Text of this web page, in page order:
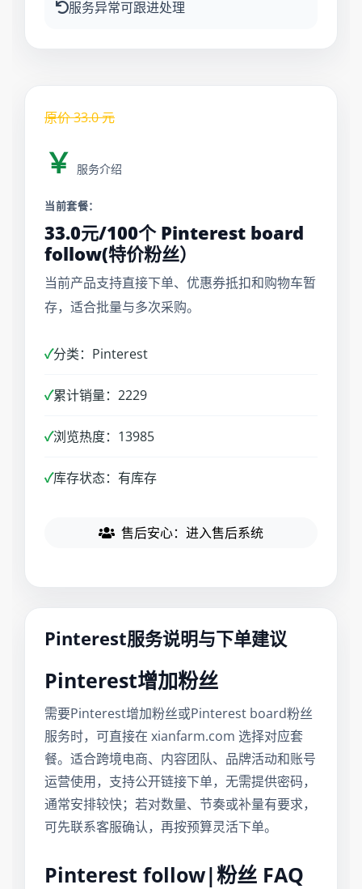
服务异常可跟进处理
原价33.0元
￥ 服务介绍
当前套餐：
33.0元/100个 Pinterest board
follow(特价粉丝）
当前产品支持直接下单、优惠券抵扣和购物车暂
存，适合批量与多次采购。
✓分类：Pinterest
✓累计销量：2229
✓浏览热度：13985
✓库存状态：有库存
售后安心：进入售后系统
Pinterest服务说明与下单建议
Pinterest增加粉丝
需要Pinterest增加粉丝或Pinterest board粉丝
服务时，可直接在 xianfarm.com 选择对应套
餐。适合跨境电商、内容团队、品牌活动和账号
运营使用，支持公开链接下单，无需提供密码，
通常安排较快；若对数量、节奏或补量有要求，
可先联系客服确认，再按预算灵活下单。
Pinterest follow|粉丝 FAQ